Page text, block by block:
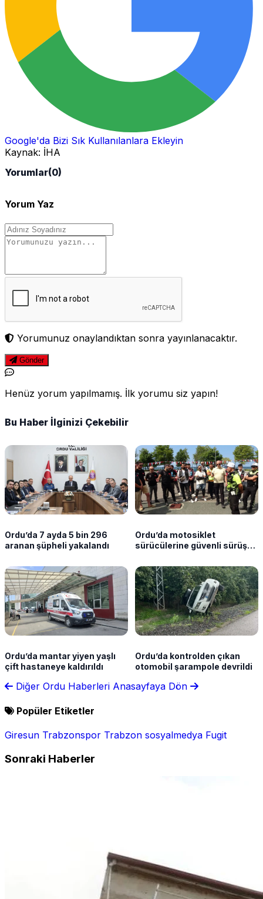
Google'da Bizi Sık Kullanılanlara Ekleyin
Kaynak: İHA
Yorumlar(0)
Yorum Yaz
Yorumunuz onaylandıktan sonra yayınlanacaktır.
Gönder
Henüz yorum yapılmamış. İlk yorumu siz yapın!
Bu Haber İlginizi Çekebilir
Ordu’da 7 ayda 5 bin 296
aranan şüpheli yakalandı
Ordu’da motosiklet
sürücülerine güvenli sürüş
Ordu’da mantar yiyen yaşlı
çift hastaneye kaldırıldı
Ordu’da kontrolden çıkan
otomobil şarampole devrildi
Diğer Ordu Haberleri Anasayfaya Dön
Popüler Etiketler
Giresun Trabzonspor Trabzon sosyalmedya Fugit
Sonraki Haberler